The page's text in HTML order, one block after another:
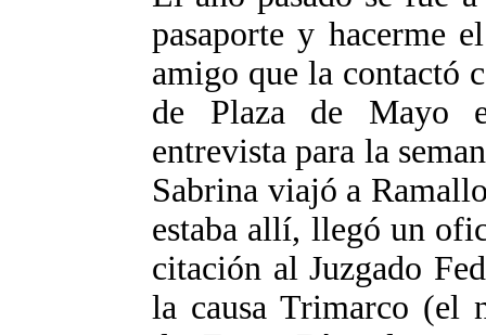
pasaporte y hacerme
amigo que la contactó
de Plaza de Mayo
entrevista para la
Sabrina viajó a
estaba allí, llegó un
citación al Juzgado
la causa Trimarco (el